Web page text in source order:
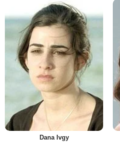
Dana Ivgy